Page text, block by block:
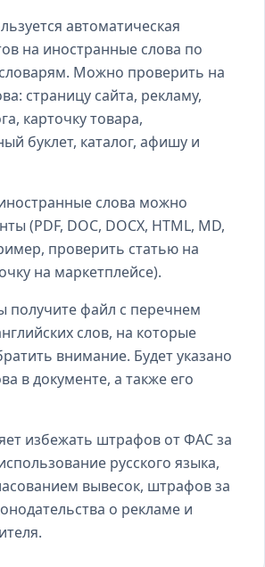
автоматическая
на иностранные слова по
Можно проверить на
страницу сайта, рекламу,
карточку товара,
буклет, каталог, афишу и
слова можно
(PDF, DOC, DOCX, HTML, MD,
проверить статью на
на маркетплейсе).
получите файл с перечнем
слов, на которые
внимание. Будет указано
в документе, а также его
избежать штрафов от ФАС за
русского языка,
вывесок, штрафов за
о рекламе и